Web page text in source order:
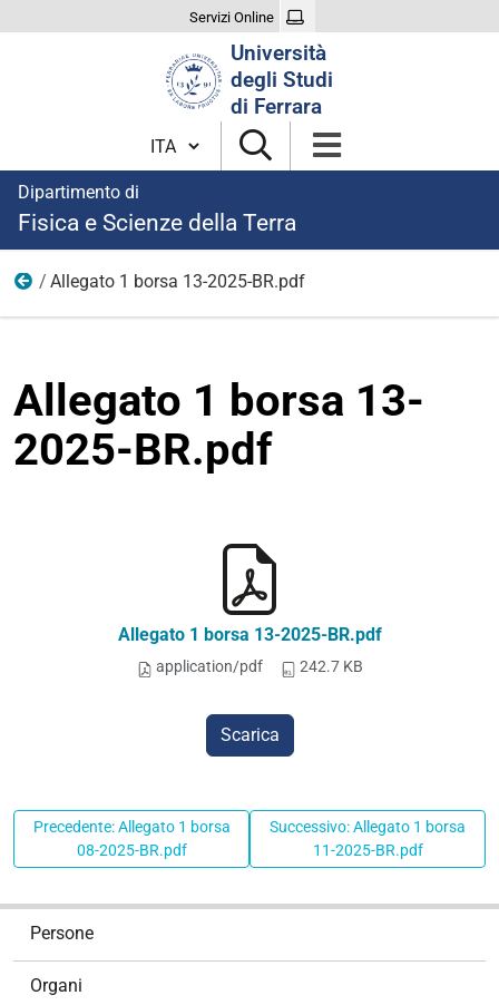
Servizi Online
Università
degli Studi
di Ferrara
Cambia lingua
Dipartimento di
Fisica e Scienze della Terra
modulistica borse 2025
Allegato 1 borsa 13-2025-BR.pdf
Allegato 1 borsa 13-
2025-BR.pdf
Allegato 1 borsa 13-2025-BR.pdf
application/pdf 242.7 KB
Scarica
Precedente: Allegato 1 borsa
08-2025-BR.pdf
Successivo: Allegato 1 borsa
11-2025-BR.pdf
Persone
Organi